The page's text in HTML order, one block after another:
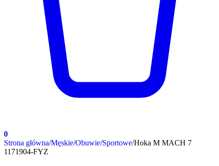
0
Strona główna/Męskie/Obuwie/Sportowe/Hoka M MACH 7
1171904-FYZ